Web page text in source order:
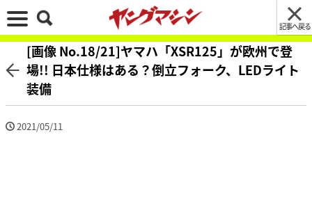
記事へ戻る
[画像 No.18/21]ヤマハ「XSR125」が欧州で登
場!! 日本仕様はある？倒立フォーク、LEDライト
装備
2021/05/11